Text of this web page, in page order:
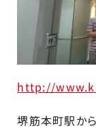
http://
堺筋本町駅か